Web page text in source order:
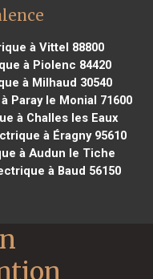
à Vittel 88800
à Piolenc 84420
à Milhaud 30540
Paray le Monial 71600
à Challes les Eaux
à Éragny 95610
à Audun le Tiche
à Baud 56150